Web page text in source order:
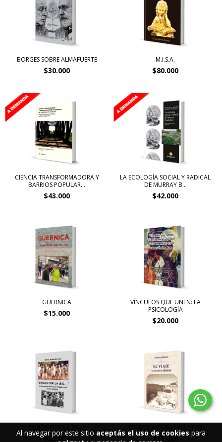
Al navegar por este sitio aceptás el uso de cookies para
BORGES SOBRE ALMAFUERTE
$30.000
M.I.S.A.
$80.000
CIENCIA TRANSFORMADORA Y
BARRIOS POPULAR...
$43.000
LA ECOLOGÍA SOCIAL Y RADICAL
DE MURRAY B...
$42.000
GUERNICA
$15.000
VÍNCULOS QUE UNEN: LA
PSICOLOGÍA
$20.000
$25.000 $15.000